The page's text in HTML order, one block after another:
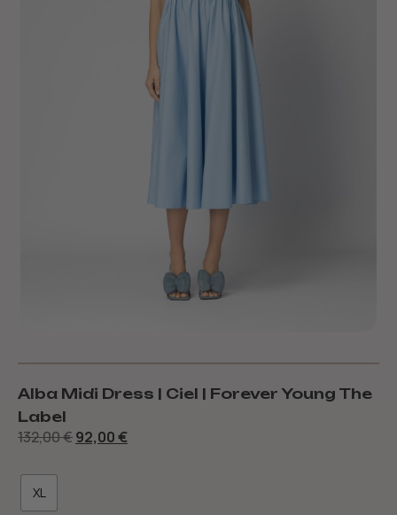
Alba Midi Dress | Ciel | Forever Young The
Label
132,00€92,00€
XL